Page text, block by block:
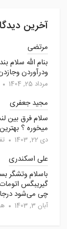
آخرین
مرتضی
بنام الله
ودرآوردن
مرداد 25, 1404
مجید جعفری
میخوره ؟
دی 22, 1403
علی اسکندری
باسلام وتشگر
گیریبگس
چی می‌شود
آبان 3, 1403